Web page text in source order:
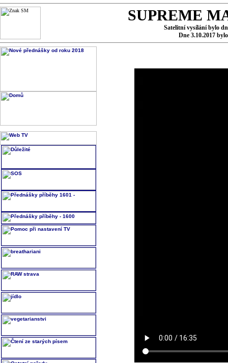
SUPREME
Satelitní vysílání bylo
Dne 3.10.2017